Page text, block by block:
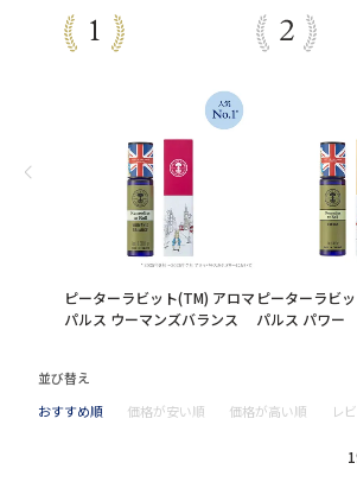
ピーターラビット(TM) アロマ
パルス ウーマンズバランス
ピーターラビ
パルス パワー
並び替え
おすすめ順
価格が安い順 価格が高い順 レ